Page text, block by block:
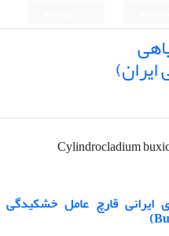
ایرانی قارچ عامل خشکیدگی